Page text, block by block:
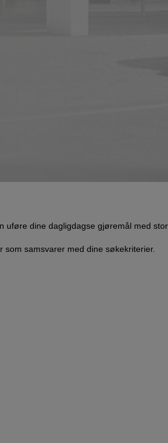
uføre dine dagligdagse gjøremål med stor
samsvarer med dine søkekriterier.